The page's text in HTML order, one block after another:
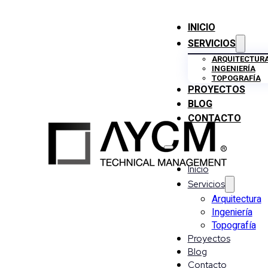
INICIO
SERVICIOS
INGENIERÍA
TOPOGRAFÍA
PROYECTOS
BLOG
CONTACTO
Inicio
Servicios
Arquitectura
Ingeniería
Topografía
Proyectos
Blog
Contacto